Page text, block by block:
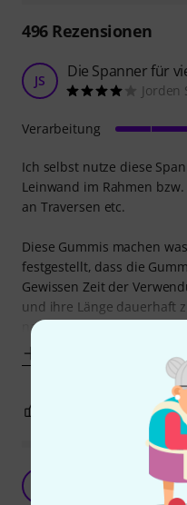
496Rezensionen
JS Die Spanner für
Jorden
Ich selbst nutze diese
Leinwand im Rahmen
an Traversen etc.
Diese Gummis machen
festgestellt, dass die
Gewissen Zeit der
und ihre Länge dauerhaft
nach
Verarbeitung
Der Allzweck-